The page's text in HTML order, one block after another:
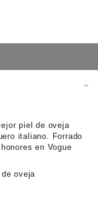
piel de oveja
italiano. Forrado
en Vogue
oveja